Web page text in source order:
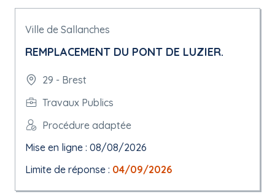
Ville de Sallanches
REMPLACEMENT DU PONT DE LUZIER.
29 - Brest
Travaux Publics
Procédure adaptée
Mise en ligne : 08/08/2026
Limite de réponse : 04/09/2026